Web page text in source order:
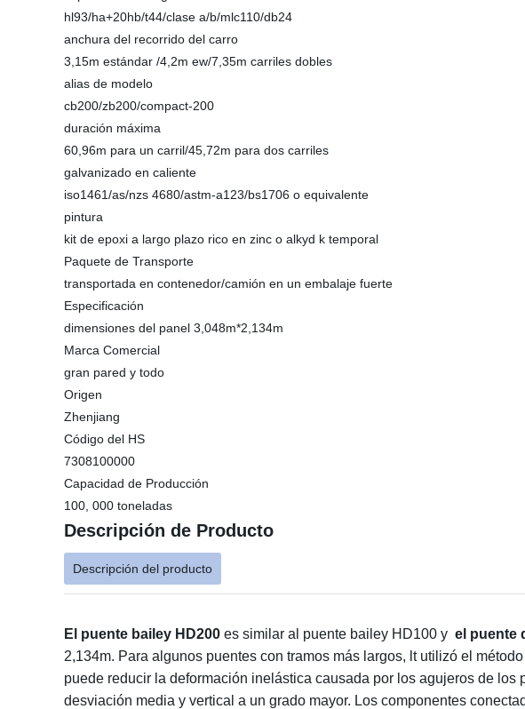
hl93/ha+20hb/t44/clase a/b/mlc110/db24
anchura del recorrido del carro
3,15m estándar /4,2m ew/7,35m carriles dobles
alias de modelo
cb200/zb200/compact-200
duración máxima
60,96m para un carril/45,72m para dos carriles
galvanizado en caliente
iso1461/as/nzs 4680/astm-a123/bs1706 o equivalente
pintura
kit de epoxi a largo plazo rico en zinc o alkyd k temporal
Paquete de Transporte
transportada en contenedor/camión en un embalaje fuerte
Especificación
dimensiones del panel 3,048m*2,134m
Marca Comercial
gran pared y todo
Origen
Zhenjiang
Código del HS
7308100000
Capacidad de Producción
100, 000 toneladas
Descripción de Producto
Descripción del producto
El puente bailey HD200 es similar al puente bailey HD100 y el puente
2,134m. Para algunos puentes con tramos más largos, lt utilizó el
puede reducir la deformación inelástica causada por los agujeros de
desviación media y vertical a un grado mayor. Los componentes